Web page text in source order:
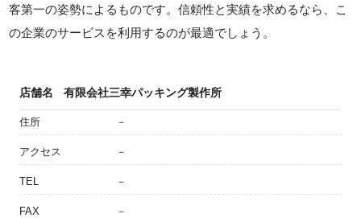
客第一の姿勢によるものです。信頼性と実績を求めるなら、こ
の企業のサービスを利用するのが最適でしょう。
店舗名 有限会社三幸パッキング製作所
住所 －
アクセス －
TEL －
FAX －